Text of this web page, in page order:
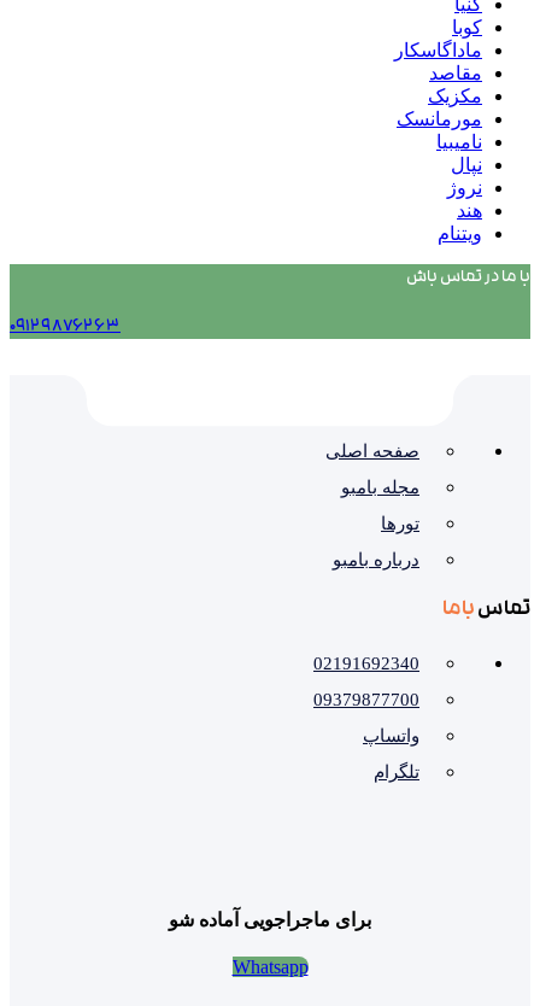
کوبا
ماداگاسکار
مقاصد
مکزیک
مورمانسک
نامیبیا
نپال
نروژ
هند
ویتنام
با ما در تماس باش
۰۹۱۲۹۸۷۶۲۶۳
صفحه اصلی
مجله بامبو
تورها
درباره بامبو
تماسباما
02191692340
09379877700
واتساپ
تلگرام
برای ماجراجویی آماده شو
Whatsapp